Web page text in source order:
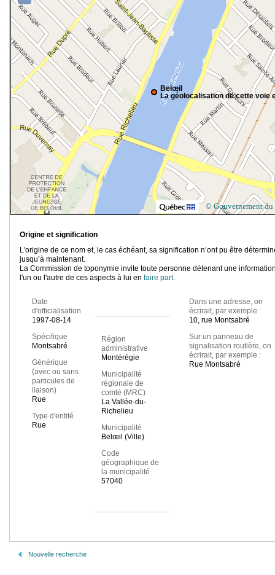
Belœil
La géolocalisation de cette voie
© Gouvernement du
Origine et signification
L'origine de ce nom et, le cas échéant, sa signification n’ont pu être
jusqu’à maintenant.
La Commission de toponymie invite toute personne détenant une
l'un ou l'autre de ces aspects à lui en faire part.
Date
d'officialisation
1997-08-14
Spécifique
Montsabré
Générique
(avec ou sans
particules de
liaison)
Rue
Type d'entité
Rue
Région
administrative
Montérégie
Municipalité
régionale de
comté (MRC)
La Vallée-du-
Richelieu
Municipalité
Belœil (Ville)
Code
géographique de
la municipalité
57040
Dans une adresse, on
écrirait, par exemple :
10, rue Montsabré
Sur un panneau de
signalisation routière, on
écrirait, par exemple :
Rue Montsabré
Nouvelle recherche